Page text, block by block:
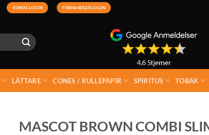
KUNDE LOGIN FORHANDLER LOGIN
LÄTTARE CONES / RULLEPAPIR SPIRITUS TOBAK
MASCOT BROWN COMBI